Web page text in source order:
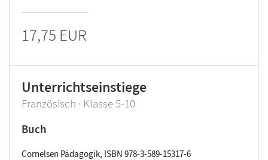
17,75 EUR
Unterrichtseinstiege
Französisch · Klasse 5-10
Buch
Cornelsen Pädagogik, ISBN 978-3-589-15317-6